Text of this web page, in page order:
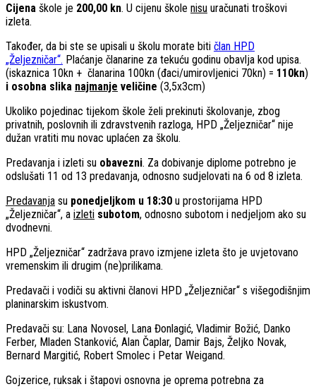
Cijena škole je 200,00 kn. U cijenu škole nisu uračunati troškovi
izleta.
Također, da bi ste se upisali u školu morate biti član HPD
„Željezničar“. Plaćanje članarine za tekuću godinu obavlja kod upisa.
(iskaznica 10kn + članarina 100kn (đaci/umirovljenici 70kn) = 110kn)
i osobna slika najmanje veličine (3,5x3cm)
Ukoliko pojedinac tijekom škole želi prekinuti školovanje, zbog
privatnih, poslovnih ili zdravstvenih razloga, HPD „Željezničar“ nije
dužan vratiti mu novac uplaćen za školu.
Predavanja i izleti su obavezni. Za dobivanje diplome potrebno je
odslušati 11 od 13 predavanja, odnosno sudjelovati na 6 od 8 izleta.
Predavanja su ponedjeljkom u 18:30 u prostorijama HPD
„Željezničar“, a izleti subotom, odnosno subotom i nedjeljom ako su
dvodnevni.
HPD „Željezničar“ zadržava pravo izmjene izleta što je uvjetovano
vremenskim ili drugim (ne)prilikama.
Predavači i vodiči su aktivni članovi HPD „Željezničar“ s višegodišnjim
planinarskim iskustvom.
Predavači su: Lana Novosel, Lana Đonlagić, Vladimir Božić, Danko
Ferber, Mladen Stanković, Alan Čaplar, Damir Bajs, Željko Novak,
Bernard Margitić, Robert Smolec i Petar Weigand.
Gojzerice, ruksak i štapovi osnovna je oprema potrebna za